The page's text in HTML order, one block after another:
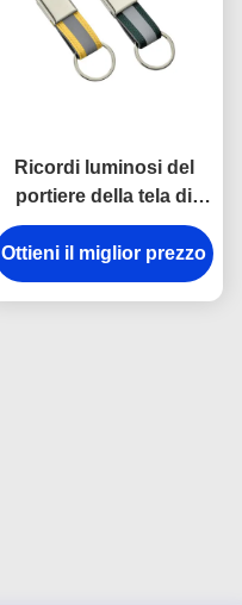
Ricordi luminosi del
portiere della tela di
spessore dei
portachiavi a anello
9mm del gancio della
Ottieni il miglior prezzo